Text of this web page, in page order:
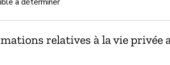
relatives à la vie privée